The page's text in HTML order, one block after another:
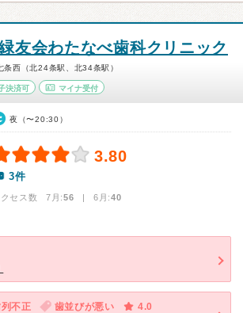
友会わたなべ歯科クリニック
西（北24条駅、北34条駅）
決済可 マイナ受付
夜（〜20:30）
3.80
3件
クセス数 7月:56 | 6月:40
不正 歯並びが悪い
4.0